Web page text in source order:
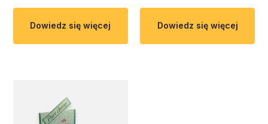
Dowiedz się więcej Dowiedz się więcej